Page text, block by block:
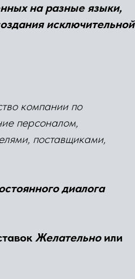
на разные языки,
исключительной
компании по
персоналом,
поставщиками,
диалога
Желательноили